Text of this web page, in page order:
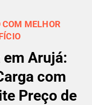
COM MELHOR
Arujá:
com
Preço de